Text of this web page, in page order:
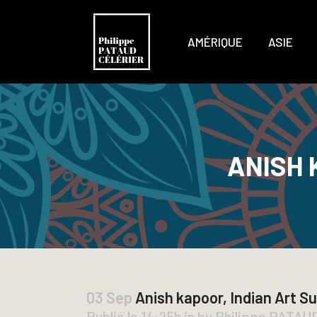
AMÉRIQUE ASIE
ANISH
03 Sep Anish kapoor, Indian Art